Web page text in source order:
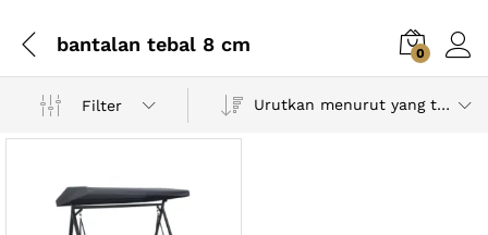
bantalan tebal 8 cm 0
Filter Urutkan menurut yang terbaru